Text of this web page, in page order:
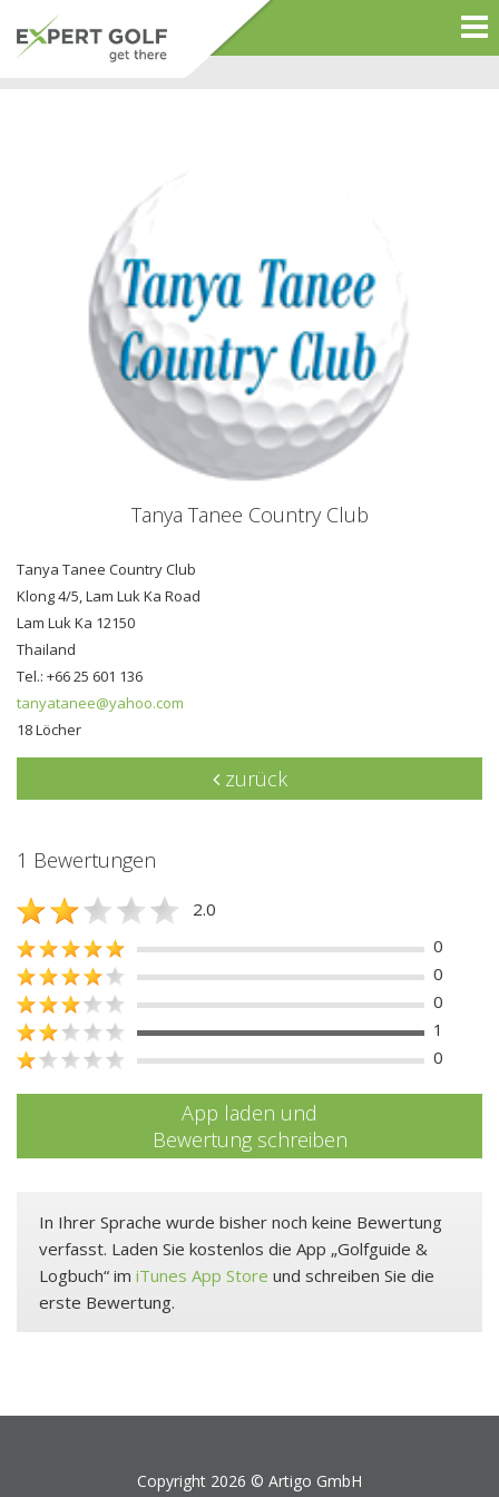
Tanya Tanee Country Club
Tanya Tanee Country Club
Klong 4/5, Lam Luk Ka Road
Lam Luk Ka 12150
Thailand
Tel.: +66 25 601 136
tanyatanee@yahoo.com
18 Löcher
zurück
1 Bewertungen
2.0
0
0
0
1
0
App laden und
Bewertung schreiben
In Ihrer Sprache wurde bisher noch keine Bewertung
verfasst. Laden Sie kostenlos die App „Golfguide &
Logbuch“ im iTunes App Store und schreiben Sie die
erste Bewertung.
Copyright 2026 © Artigo GmbH